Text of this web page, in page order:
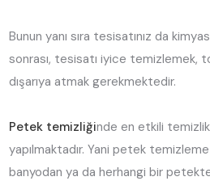
Bunun yanı sıra tesisatınız da
sonrası, tesisatı iyice temizlemek,
dışarıya atmak gerekmektedir.
Petek temizliğinde en etkili
yapılmaktadır. Yani petek
banyodan ya da herhangi bir